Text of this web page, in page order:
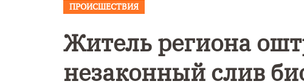
ПРОИСШЕСТВИЯ
Житель региона
незаконный слив
ВАЖНОЕ
ОБЩЕСТВО